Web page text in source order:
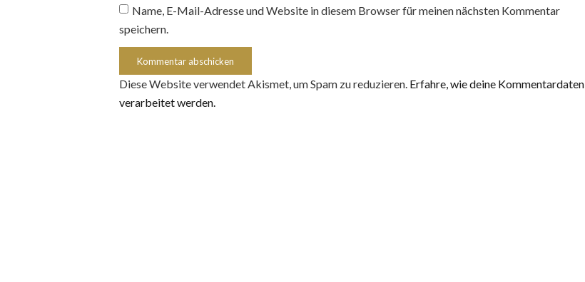
Name, E-Mail-Adresse und Website in diesem Browser für meinen nächsten Kommentar
speichern.
Diese Website verwendet Akismet, um Spam zu reduzieren. Erfahre, wie deine Kommentardaten
verarbeitet werden.